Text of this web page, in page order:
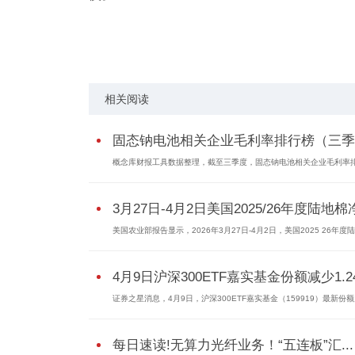
相关阅读
固态钠电池相关企业毛利率排行榜（三
概念库财报工具数据整理，截至三季度，固态钠电池相关企业毛利率
3月27日-4月2日美国2025/26年度陆地棉
美国农业部报告显示，2026年3月27日-4月2日，美国2025 26年度
4月9日沪深300ETF嘉实基金份额减少
证券之星消息，4月9日，沪深300ETF嘉实基金（159919）最新份
每日速读!无算力光纤业务！“五连板”汇...